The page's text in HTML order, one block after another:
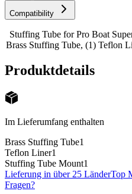
Compatibility
Stuffing Tube for Pro Boat
Brass Stuffing Tube, (1) Teflon
Produktdetails
Im Lieferumfang enthalten
Brass Stuffing Tube1
Teflon Liner1
Stuffing Tube Mount1
Lieferung in über 25 LänderTop
Fragen?